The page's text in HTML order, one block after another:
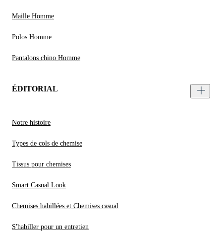
Maille Homme
Polos Homme
Pantalons chino Homme
ÉDITORIAL
Notre histoire
Types de cols de chemise
Tissus pour chemises
Smart Casual Look
Chemises habillées et Chemises casual
S'habiller pour un entretien